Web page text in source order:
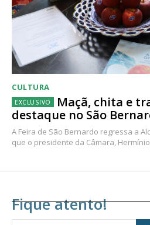
CULTURA
Maçã, chita e
destaque no São
A Feira de São Bernardo regressa a
que o presidente da Câmara,
Fique atento!